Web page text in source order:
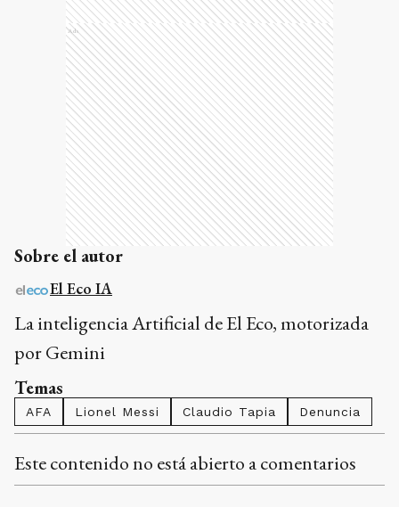
Ads
Sobre el autor
El Eco IA
La inteligencia Artificial de El Eco, motorizada
por Gemini
Temas
AFA Lionel Messi Claudio Tapia Denuncia
Este contenido no está abierto a comentarios